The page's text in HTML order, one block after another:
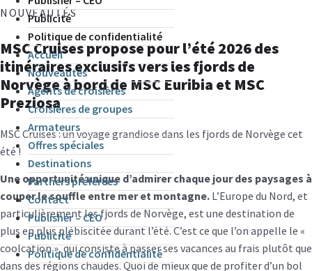
Publicité
Politique de confidentialité
Accueil
Nouveautés
Agents de croisières
Croisières de groupes
Armateurs
Offres spéciales
Destinations
Partners préférées
Contact
Publisher – CEO
Publicité
Politique de confidentialité
NOUVEAUTÉS
MSC Cruises propose pour l’été 2026 des
itinéraires exclusifs vers les fjords de
Norvège à bord de MSC Euribia et MSC
Preziosa
MSC Cruises : un voyage grandiose dans les fjords de Norvège cet
été !
Une opportunité unique d’admirer chaque jour des paysages à
couper le souffle entre mer et montagne. L’Europe du Nord, et
particulièrement les fjords de Norvège, est une destination de
plus en plus plébiscitée durant l’été. C’est ce que l’on appelle le «
coolcation », qui consiste à passer ses vacances au frais plutôt que
dans des régions chaudes. Quoi de mieux que de profiter d’un bol